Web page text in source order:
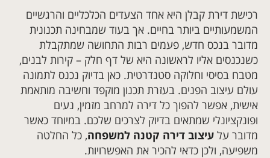
רכישת דירת קבלן היא אחד הצעדים הכלכליים והרגשיים
המשמעותיים ביותר בחיים. אך בעוד שמבחינה תכנונית
מדובר בנכס חדש, פעמים רבות התחושה שמתקבלת
כשנכנסים אליו לראשונה היא של דף חלק – קירות לבנים,
מטבח בסיסי וחלוקה סטנדרטית. כאן בדיוק נכנס לתמונה
עולם עיצוב הפנים. בעזרת תכנון מוקפד וחשיבה מותאמת
אישית, אפשר להפוך כל דירה למרחב מזמין, נעים
ופונקציונלי שמתאים בדיוק לצרכים שלכם. במיוחד כאשר
מדובר על עיצוב דירה קטנה למשפחה, כל החלטה
משפיעה, ולכן כדאי להכיר את האפשרויות.